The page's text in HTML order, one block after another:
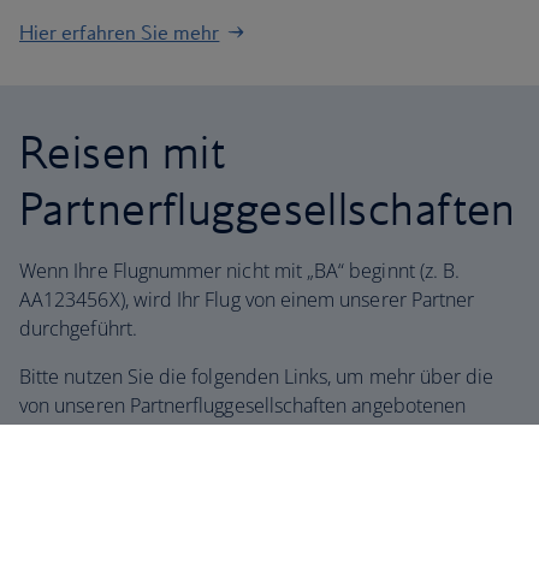
Hier erfahren Sie mehr
Reisen mit
Partnerfluggesellschaften
Wenn Ihre Flugnummer nicht mit „BA“ beginnt (z. B.
AA123456X), wird Ihr Flug von einem unserer Partner
durchgeführt.
Bitte nutzen Sie die folgenden Links, um mehr über die
von unseren Partnerfluggesellschaften angebotenen